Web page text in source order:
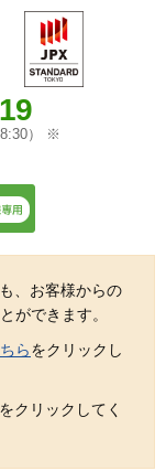
） ※
、お客様からの
ができます。
らをクリックし
をクリックしてく